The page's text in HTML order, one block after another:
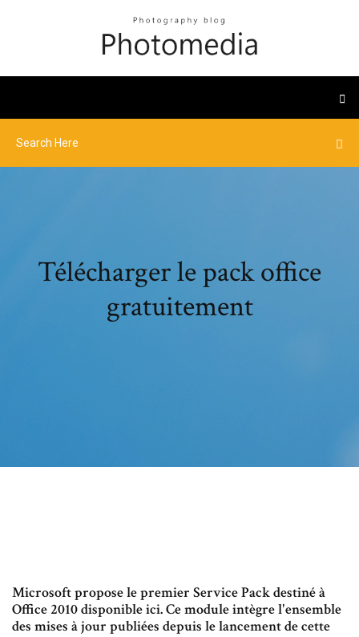
Télécharger le pack office
gratuitement
Microsoft propose le premier Service Pack destiné à
Office 2010 disponible ici. Ce module intègre l'ensemble
des mises à jour publiées depuis le lancement de cette